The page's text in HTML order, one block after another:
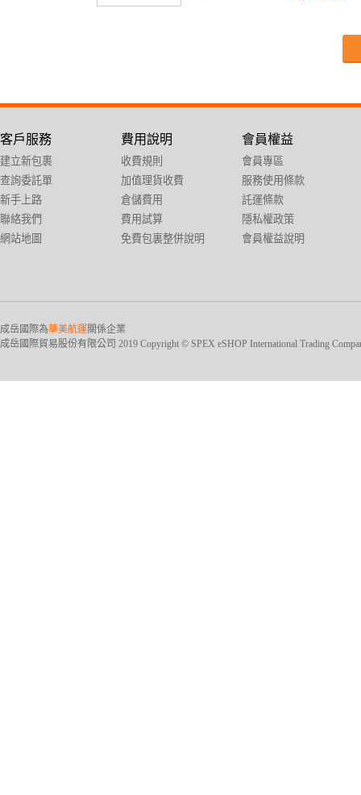
客戶服務
建立新包裹
查詢委託單
新手上路
聯絡我們
網站地圖
費用說明
收費規則
加值理貨收費
倉儲費用
費用試算
免費包裏整併說明
會員權益
會員專區
服務使用條款
託運條款
隱私權政策
會員權益說明
成岳國際為華美航運關係企業
成岳國際貿易股份有限公司 2019 Copyright © SPEX eSHOP International Trading